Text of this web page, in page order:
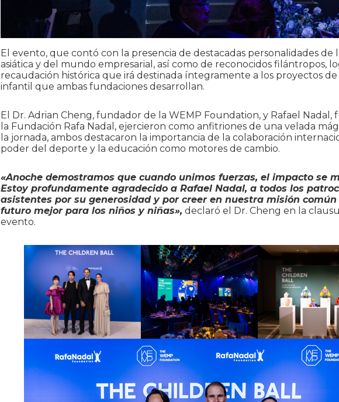
El evento, que contó con la presencia de destacadas personalidades de
asiática y del mundo empresarial, así como de reconocidos filántropos,
recaudación histórica que irá destinada íntegramente a los proyectos
infantil que ambas fundaciones desarrollan.
El Dr. Adrian Cheng, fundador de la WEMP Foundation, y Rafael Nadal,
la Fundación Rafa Nadal, ejercieron como anfitriones de una velada
la jornada, ambos destacaron la importancia de la colaboración
poder del deporte y la educación como motores de cambio.
«Anoche demostramos que cuando unimos fuerzas, el impacto se
Estoy profundamente agradecido a Rafael Nadal, a todos los
asistentes por su generosidad y por creer en nuestra misión común
futuro mejor para los niños y niñas», declaró el Dr. Cheng en la
evento.